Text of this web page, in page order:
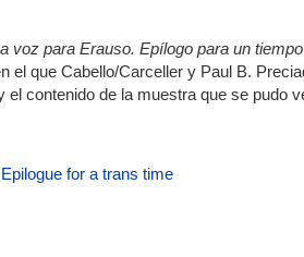
voz para Erauso. Epílogo para un
el que Cabello/Carceller y Paul B.
contenido de la muestra que se pudo
for a trans time